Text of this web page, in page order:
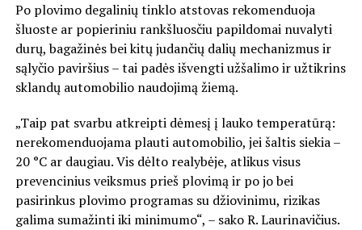
Po plovimo degalinių tinklo atstovas rekomenduoja
šluoste ar popieriniu rankšluosčiu papildomai nuvalyti
durų, bagažinės bei kitų judančių dalių mechanizmus ir
sąlyčio paviršius – tai padės išvengti užšalimo ir užtikrins
sklandų automobilio naudojimą žiemą.
„Taip pat svarbu atkreipti dėmesį į lauko temperatūrą:
nerekomenduojama plauti automobilio, jei šaltis siekia –
20 °C ar daugiau. Vis dėlto realybėje, atlikus visus
prevencinius veiksmus prieš plovimą ir po jo bei
pasirinkus plovimo programas su džiovinimu, rizikas
galima sumažinti iki minimumo“, – sako R. Laurinavičius.